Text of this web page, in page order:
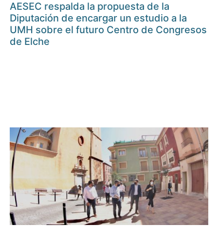
AESEC respalda la propuesta de la
Diputación de encargar un estudio a la
UMH sobre el futuro Centro de Congresos
de Elche